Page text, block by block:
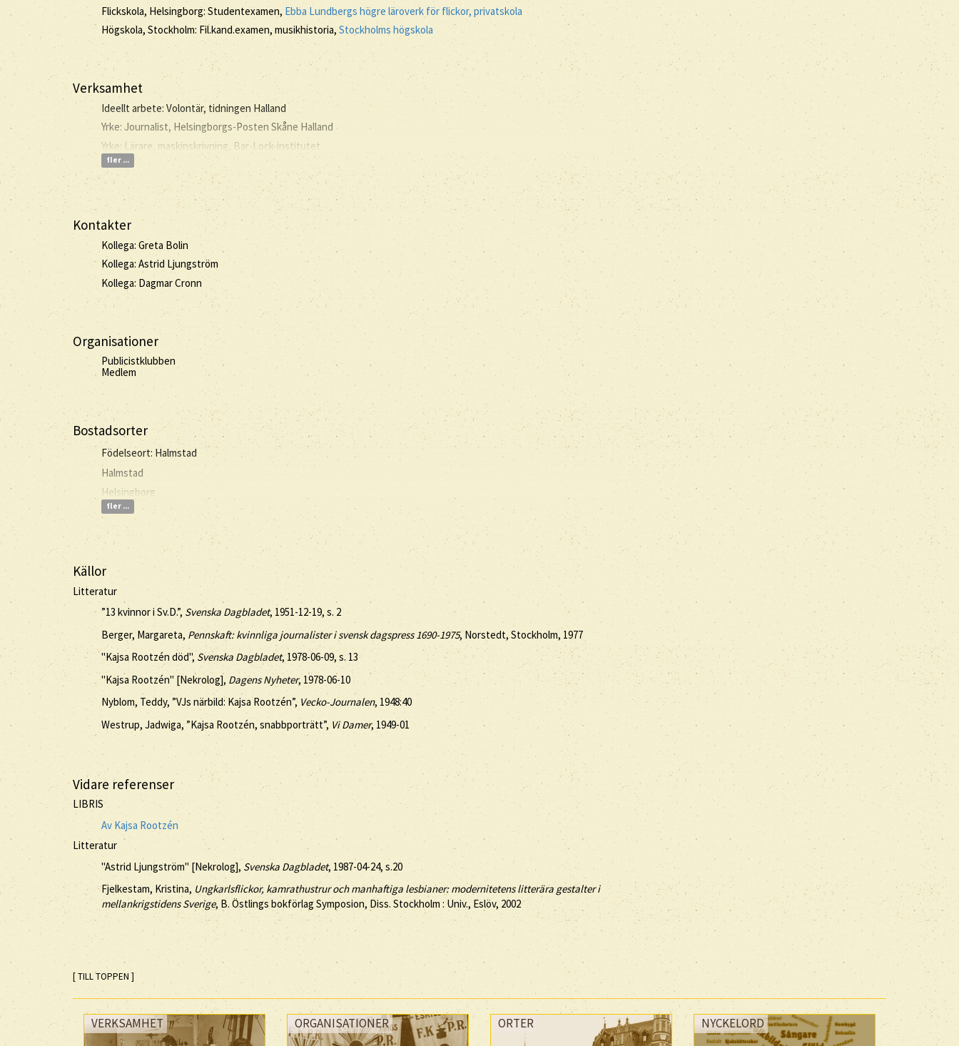
Flickskola, Helsingborg: Studentexamen, Ebba Lundbergs högre läroverk för flickor, privatskola
Högskola, Stockholm: Fil.kand.examen, musikhistoria, Stockholms högskola
Verksamhet
Ideellt arbete: Volontär, tidningen Halland
Yrke: Journalist, Helsingborgs-Posten Skåne Halland
Yrke: Lärare, maskinskrivning, Bar-Lock-institutet
fler ...
Kontakter
Kollega: Greta Bolin
Kollega: Astrid Ljungström
Kollega: Dagmar Cronn
Organisationer
Publicistklubben
Medlem
Bostadsorter
Födelseort: Halmstad
Halmstad
Helsingborg
fler ...
Källor
Litteratur
”13 kvinnor i Sv.D.”, Svenska Dagbladet, 1951-12-19, s. 2
Berger, Margareta, Pennskaft: kvinnliga journalister i svensk dagspress 1690-1975, Norstedt, Stockholm, 1977
"Kajsa Rootzén död", Svenska Dagbladet, 1978-06-09, s. 13
"Kajsa Rootzén" [Nekrolog],Dagens Nyheter, 1978-06-10
Nyblom, Teddy, ”VJs närbild: Kajsa Rootzén”,Vecko-Journalen, 1948:40
Westrup, Jadwiga, ”Kajsa Rootzén, snabbporträtt”, Vi Damer, 1949-01
Vidare referenser
LIBRIS
Av Kajsa Rootzén
Litteratur
"Astrid Ljungström" [Nekrolog], Svenska Dagbladet, 1987-04-24, s.20
Fjelkestam, Kristina,Ungkarlsflickor, kamrathustrur och manhaftiga lesbianer: modernitetens litterära gestalter i
mellankrigstidens Sverige, B. Östlings bokförlag Symposion, Diss. Stockholm : Univ., Eslöv, 2002
[ TILL TOPPEN ]
VERKSAMHET ORGANISATIONER ORTER NYCKELORD